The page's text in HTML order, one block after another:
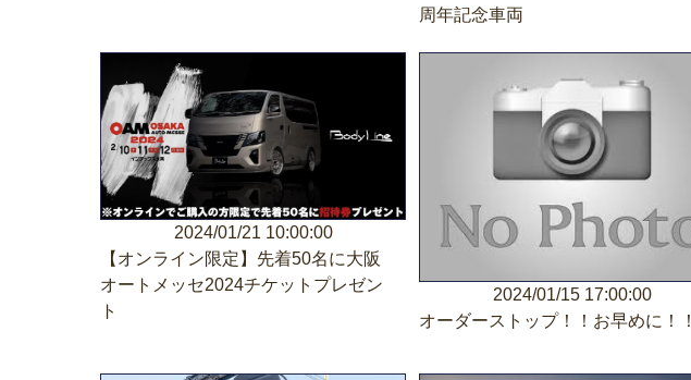
周年記念車両
2024/01/21 10:00:00
【オンライン限定】先着50名に大阪
オートメッセ2024チケットプレゼン
ト
2024/01/15 17:00:00
オーダーストップ！！お早めに！！